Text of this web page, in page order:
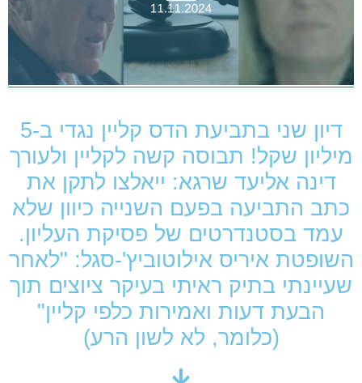
דיון שני בתביעת הדס קליין נגדי ב-5
מיליון שקל! תבוסה קשה לקליין ולעורך
דינה אליעד שרגא: ייאלצו לתקן את
כתב התביעה בפעם השנייה כיוון שלא
עמד בסטנדרטים של פסיקת העליון.
השופטת איריס אילוטוביץ'-סגל: "לאחר
שעיינתי בתיק ראיתי בעיקר ציוצים תוך
הבעת דעות ואמירות כלפי קליין"
(כלומר, לא לשון הרע)